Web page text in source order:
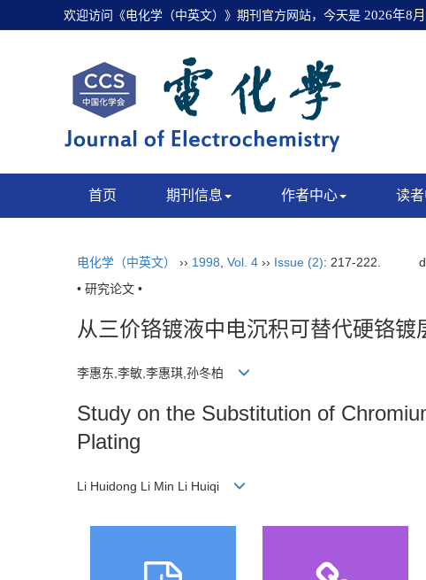
欢迎访问《电化学（中英文）》期刊官方网站，今天是 2026年8
首页 期刊信息 作者中心 读
电化学（中英文） ›› 1998 Vol. 4 ›› Issue (2): 217-222.
• 研究论文 •
从三价铬镀液中电沉积可替代硬铬镀
李惠东,李敏,李惠琪,孙冬柏
Study on the Substitution of
Plating
Li Huidong Li Min Li Huiqi